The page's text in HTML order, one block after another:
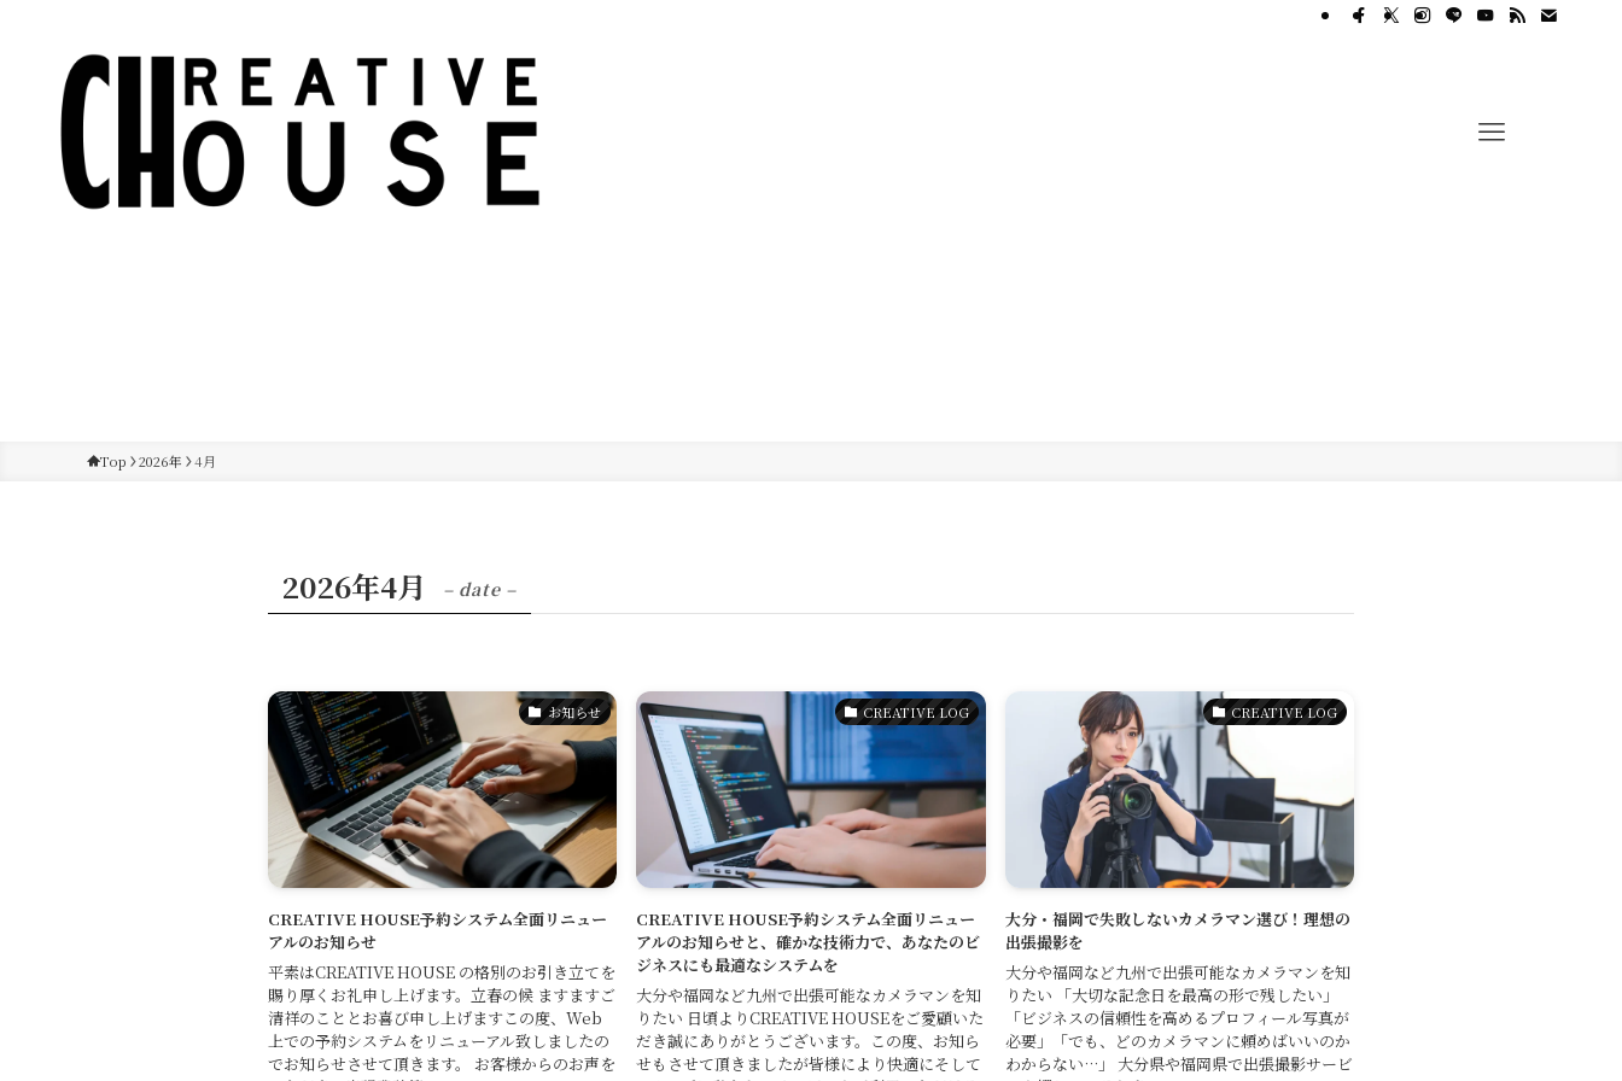
Reservation
公式アプリ
Contact
Top 2026年 4月
2026年4月 – date –
お知らせ
CREATIVE HOUSE予約システム全面リニュー
アルのお知らせ
平素はCREATIVE HOUSE の格別のお引き立てを
賜り厚くお礼申し上げます。立春の候 ますますご
清祥のこととお喜び申し上げますこの度、Web
上での予約システムをリニューアル致しましたの
でお知らせさせて頂きます。 お客様からのお声を
CREATIVE LOG
CREATIVE HOUSE予約システム全面リニュー
アルのお知らせと、確かな技術力で、あなたのビ
ジネスにも最適なシステムを
大分や福岡など九州で出張可能なカメラマンを知
りたい 日頃よりCREATIVE HOUSEをご愛顧いた
だき誠にありがとうございます。この度、お知ら
せもさせて頂きましたが皆様により快適にそして
CREATIVE LOG
大分・福岡で失敗しないカメラマン選び！理想の
出張撮影を
大分や福岡など九州で出張可能なカメラマンを知
りたい 「大切な記念日を最高の形で残したい」
「ビジネスの信頼性を高めるプロフィール写真が
必要」「でも、どのカメラマンに頼めばいいのか
わからない…」 大分県や福岡県で出張撮影サービ